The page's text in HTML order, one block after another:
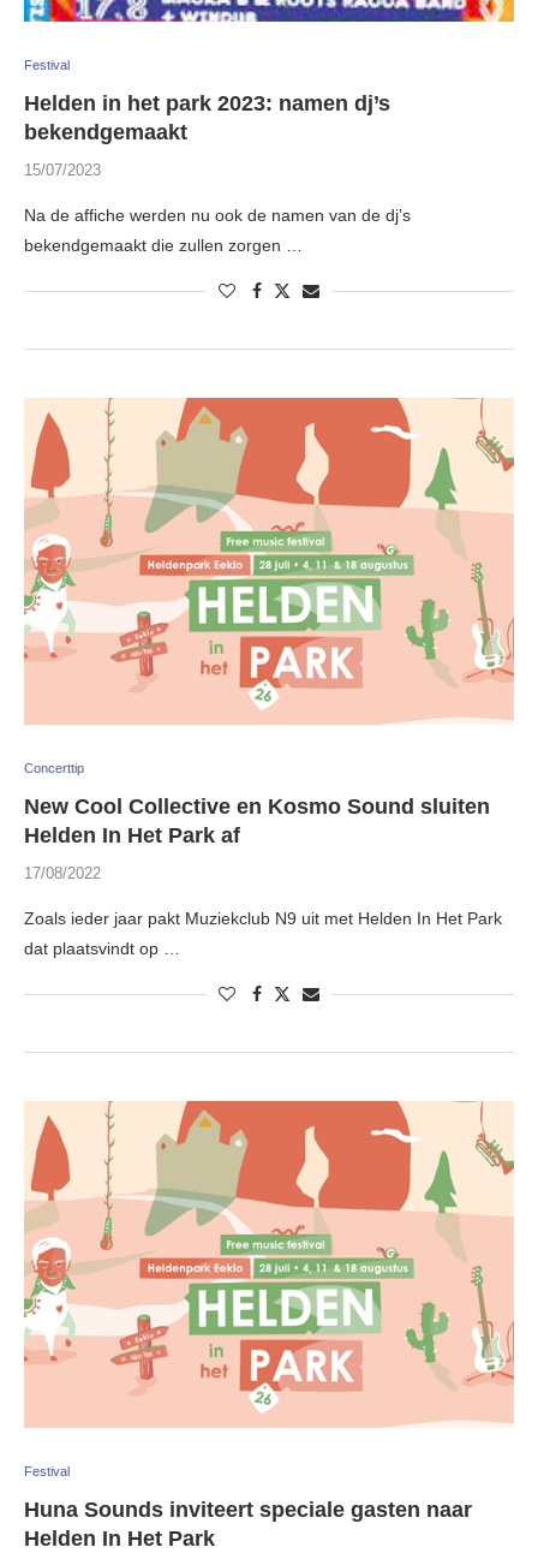
Festival
Helden in het park 2023: namen dj’s
bekendgemaakt
15/07/2023
Na de affiche werden nu ook de namen van de dj’s
bekendgemaakt die zullen zorgen …
Concerttip
New Cool Collective en Kosmo Sound sluiten
Helden In Het Park af
17/08/2022
Zoals ieder jaar pakt Muziekclub N9 uit met Helden In Het Park
dat plaatsvindt op …
Festival
Huna Sounds inviteert speciale gasten naar
Helden In Het Park